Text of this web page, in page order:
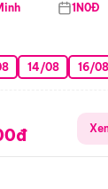
1N0Đ
14/08 16/08